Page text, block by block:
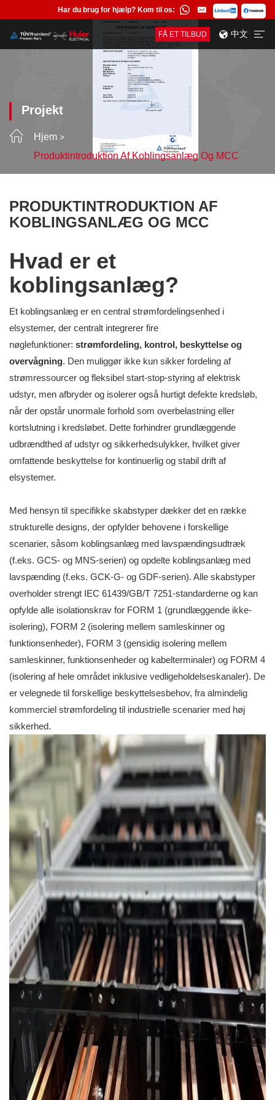
Har du brug for hjælp? Kom til os:
FÅ ET TILBUD 中文
Projekt
Hjem
Produktintroduktion Af Koblingsanlæg Og MCC
PRODUKTINTRODUKTION AF
KOBLINGSANLÆG OG MCC
Hvad er et
koblingsanlæg?
Et koblingsanlæg er en central strømfordelingsenhed i
elsystemer, der centralt integrerer fire
nøglefunktioner: strømfordeling, kontrol, beskyttelse og
overvågning. Den muliggør ikke kun sikker fordeling af
strømressourcer og fleksibel start-stop-styring af elektrisk
udstyr, men afbryder og isolerer også hurtigt defekte kredsløb,
når der opstår unormale forhold som overbelastning eller
kortslutning i kredsløbet. Dette forhindrer grundlæggende
udbrændthed af udstyr og sikkerhedsulykker, hvilket giver
omfattende beskyttelse for kontinuerlig og stabil drift af
elsystemer.
Med hensyn til specifikke skabstyper dækker det en række
strukturelle designs, der opfylder behovene i forskellige
scenarier, såsom koblingsanlæg med lavspændingsudtræk
(f.eks. GCS- og MNS-serien) og opdelte koblingsanlæg med
lavspænding (f.eks. GCK-G- og GDF-serien). Alle skabstyper
overholder strengt IEC 61439/GB/T 7251-standarderne og kan
opfylde alle isolationskrav for FORM 1 (grundlæggende ikke-
isolering), FORM 2 (isolering mellem samleskinner og
funktionsenheder), FORM 3 (gensidig isolering mellem
samleskinner, funktionsenheder og kabelterminaler) og FORM 4
(isolering af hele området inklusive vedligeholdelseskanaler). De
er velegnede til forskellige beskyttelsesbehov, fra almindelig
kommerciel strømfordeling til industrielle scenarier med høj
sikkerhed.